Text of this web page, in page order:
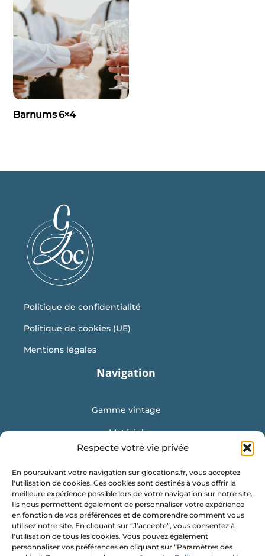
Respecte votre vie privée
En poursuivant votre navigation sur glocations.fr, vous acceptez
l'utilisation de cookies. Ces cookies sont destinés à vous offrir la
meilleure expérience possible lors de votre navigation sur notre site.
Ils nous permettent également de personnaliser votre expérience
en fonction de vos préférences et de comprendre comment vous
utilisez notre site. En cliquant sur “J'accepte”, vous consentez à
l'utilisation de tous les cookies. Vous pouvez également
personnaliser vos préférences en cliquant sur “Paramètres des
Barnums 6×4
Politique de confidentialité
Politique de cookies (UE)
Mentions légales
Navigation
Gamme vintage
Matériel
Mobilier
Vaisselle
Location de conteneur
Obtenir un devis
G Locations